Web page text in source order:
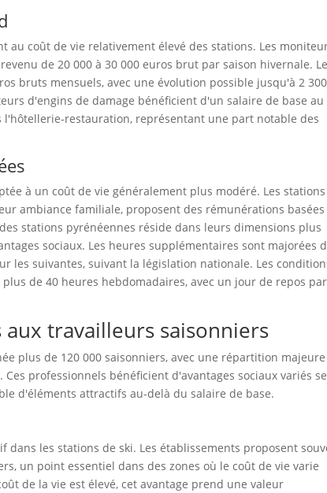
au coût de vie relativement élevé des stations. Les
de 20 000 à 30 000 euros brut par saison hivernale.
bruts mensuels, avec une évolution possible jusqu'à 2 300
d'engins de damage bénéficient d'un salaire de base au
l'hôtellerie-restauration, représentant une part notable des
à un coût de vie généralement plus modéré. Les stations
ambiance familiale, proposent des rémunérations
stations pyrénéennes réside dans leurs dimensions plus
sociaux. Les heures supplémentaires sont majorées
les suivantes, suivant la législation nationale. Les
de 40 heures hebdomadaires, avec un jour de repos par
aux travailleurs saisonniers
plus de 120 000 saisonniers, avec une répartition majeure
professionnels bénéficient d'avantages sociaux variés
d'éléments attractifs au-delà du salaire de base.
dans les stations de ski. Les établissements proposent
un point essentiel dans des zones où le coût de vie varie
de la vie est élevé, cet avantage prend une valeur